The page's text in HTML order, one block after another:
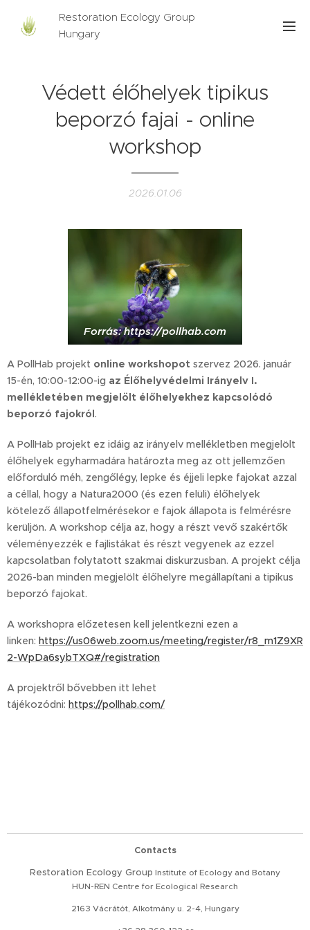
Restoration Ecology Group
Hungary
Védett élőhelyek tipikus
beporzó fajai - online
workshop
2026.01.06
Forrás: https://pollhab.com
A PollHab projekt online workshopot szervez 2026. január
15-én, 10:00-12:00-ig az Élőhelyvédelmi Irányelv I.
mellékletében megjelölt élőhelyekhez kapcsolódó
beporzó fajokról.
A PollHab projekt ez idáig az irányelv mellékletben megjelölt
élőhelyek egyharmadára határozta meg az ott jellemzően
előforduló méh, zengőlégy, lepke és éjjeli lepke fajokat azzal
a céllal, hogy a Natura2000 (és ezen felüli) élőhelyek
kötelező állapotfelmérésekor e fajok állapota is felmérésre
kerüljön. A workshop célja az, hogy a részt vevő szakértők
véleményezzék e fajlistákat és részt vegyenek az ezzel
kapcsolatban folytatott szakmai diskurzusban. A projekt célja
2026-ban minden megjelölt élőhelyre megállapítani a tipikus
beporzó fajokat.
A workshopra előzetesen kell jelentkezni ezen a
linken: https://us06web.zoom.us/meeting/register/r8_m1Z9XR
2-WpDa6sybTXQ#/registration
A projektről bővebben itt lehet
tájékozódni: https://pollhab.com/
Contacts
Restoration Ecology Group Institute of Ecology and Botany
HUN-REN Centre for Ecological Research
2163 Vácrátót, Alkotmány u. 2-4, Hungary